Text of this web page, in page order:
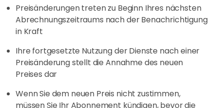
Preisänderungen treten zu Beginn Ihres nächsten
Abrechnungszeitraums nach der Benachrichtigung
in Kraft
Ihre fortgesetzte Nutzung der Dienste nach einer
Preisänderung stellt die Annahme des neuen
Preises dar
Wenn Sie dem neuen Preis nicht zustimmen,
müssen Sie Ihr Abonnement kündigen, bevor die